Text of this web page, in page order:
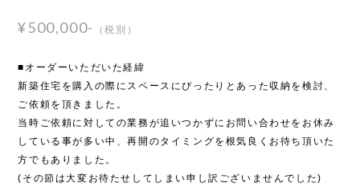
¥500,000- （税別）
■オーダーいただいた経緯
新築住宅を購入の際にスペースにぴったりとあった収納を検討、
ご依頼を頂きました。
当時ご依頼に対しての業務が追いつかずにお問い合わせをお休み
している事が多い中、再開のタイミングを根気良くお待ち頂いた
方でもありました。
(その節は大変お待たせしてしまい申し訳ございませんでした)